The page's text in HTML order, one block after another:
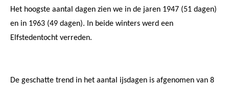
Het hoogste aantal dagen zien we in de jaren 1947 (51 dagen)
en in 1963 (49 dagen). In beide winters werd een
Elfstedentocht verreden.
De geschatte trend in het aantal ijsdagen is afgenomen van 8